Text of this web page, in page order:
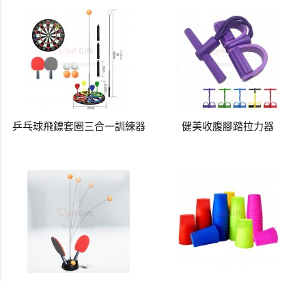
乒乓球飛鏢套圈三合一訓練器 健美收腹腳踏拉力器